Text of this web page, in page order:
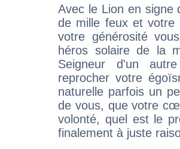
Avec le Lion en signe
de mille feux et votre
votre générosité
héros solaire de la
Seigneur d'un
reprocher votre
naturelle parfois un
de vous, que votre
volonté, quel est le
finalement à juste